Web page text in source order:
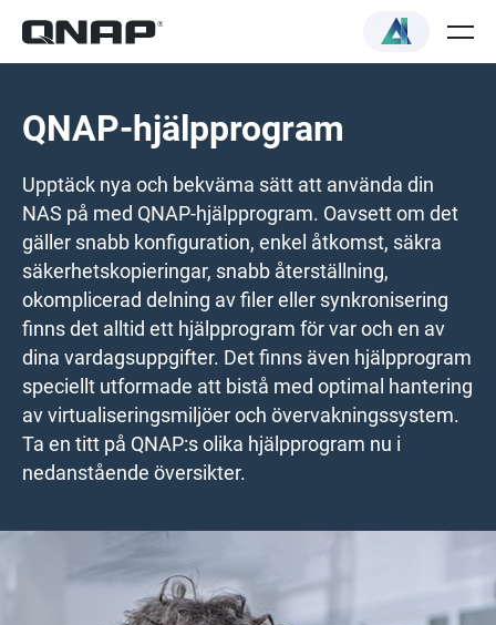
QNAP-hjälpprogram
Upptäck nya och bekväma sätt att använda din
NAS på med QNAP-hjälpprogram. Oavsett om det
gäller snabb konfiguration, enkel åtkomst, säkra
säkerhetskopieringar, snabb återställning,
okomplicerad delning av filer eller synkronisering
finns det alltid ett hjälpprogram för var och en av
dina vardagsuppgifter. Det finns även hjälpprogram
speciellt utformade att bistå med optimal hantering
av virtualiseringsmiljöer och övervakningssystem.
Ta en titt på QNAP:s olika hjälpprogram nu i
nedanstående översikter.